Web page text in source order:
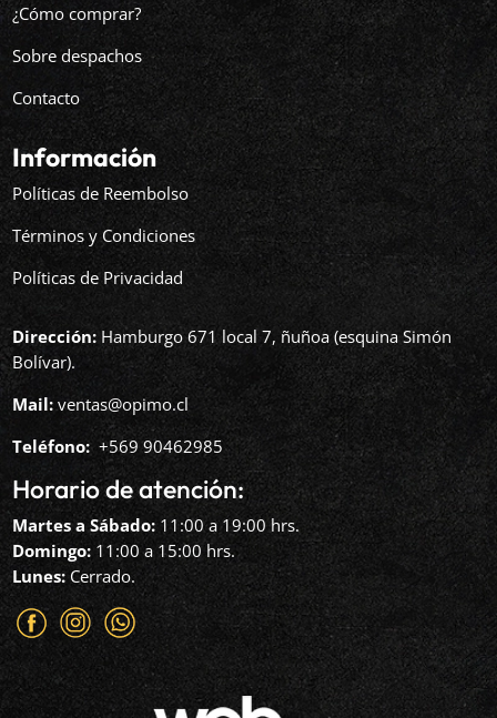
¿Cómo comprar?
Sobre despachos
Contacto
Información
Políticas de Reembolso
Términos y Condiciones
Políticas de Privacidad
Dirección: Hamburgo 671 local 7, ñuñoa (esquina Simón
Bolívar).
Mail: ventas@opimo.cl
Teléfono: ‪+569 90462985‬
Horario de atención:
Martes a Sábado: 11:00 a 19:00 hrs.
Domingo: 11:00 a 15:00 hrs.
Lunes: Cerrado.